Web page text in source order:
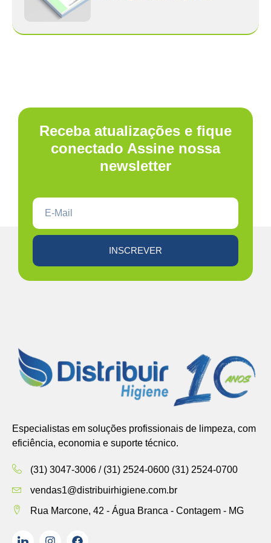
Receba atualizações e fique
conectado Assine nossa
newsletter
INSCREVER
Especialistas em soluções profissionais de limpeza, com
eficiência, economia e suporte técnico.
(31) 3047-3006 / (31) 2524-0600 (31) 2524-0700
vendas1@distribuirhigiene.com.br
Rua Marcone, 42 - Água Branca - Contagem - MG